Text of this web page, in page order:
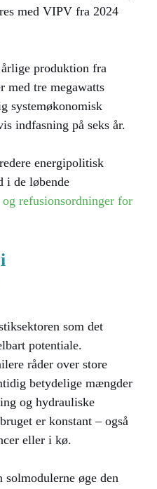
med VIPV fra 2024
produktion fra
med tre megawatts
systemøkonomisk
indfasning på seks år.
energipolitisk
i de løbende
refusionsordninger for
som det
potentiale.
råder over store
betydelige mængder
og hydrauliske
er konstant – også
eller i kø.
øge den